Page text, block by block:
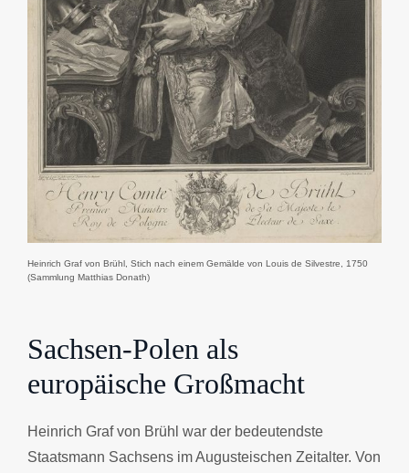
Heinrich Graf von Brühl, Stich nach einem Gemälde von Louis de Silvestre, 1750
(Sammlung Matthias Donath)
Sachsen-Polen als
europäische Großmacht
Heinrich Graf von Brühl war der bedeutendste
Staatsmann Sachsens im Augusteischen Zeitalter. Von